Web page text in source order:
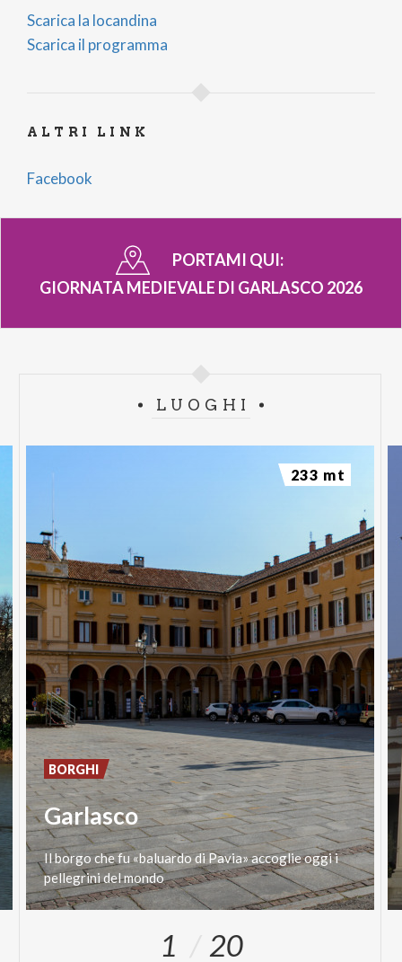
Scarica la locandina
Scarica il programma
ALTRI LINK
Facebook
PORTAMI QUI:
GIORNATA MEDIEVALE DI GARLASCO 2026
LUOGHI
Garlasco
Ilborgochefu «baluardodi Pavia»accoglieoggii
pellegrinidelmondo
BORGHI
233 mt
1 20